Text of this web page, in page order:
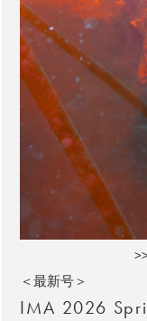
＜最新号＞
IMA 2026